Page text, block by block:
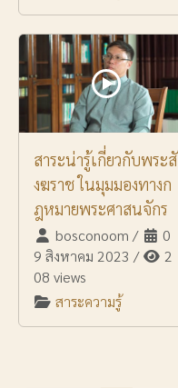
สาระน่ารู้เกี่ยวกับพระสั
งฆราช ในมุมมองทางก
ฎหมายพระศาสนจักร
bosconoom /
0
9 สิงหาคม 2023 /
2
08 views
สาระความรู้